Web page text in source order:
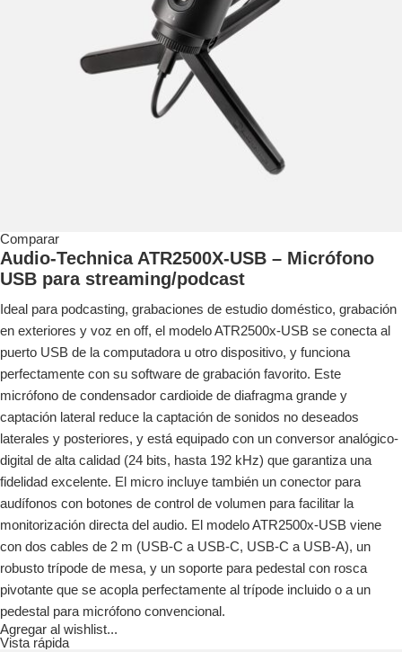
Comparar
Audio-Technica ATR2500X-USB – Micrófono
USB para streaming/podcast
Ideal para podcasting, grabaciones de estudio doméstico, grabación
en exteriores y voz en off, el modelo ATR2500x-USB se conecta al
puerto USB de la computadora u otro dispositivo, y funciona
perfectamente con su software de grabación favorito. Este
micrófono de condensador cardioide de diafragma grande y
captación lateral reduce la captación de sonidos no deseados
laterales y posteriores, y está equipado con un conversor analógico-
digital de alta calidad (24 bits, hasta 192 kHz) que garantiza una
fidelidad excelente. El micro incluye también un conector para
audífonos con botones de control de volumen para facilitar la
monitorización directa del audio. El modelo ATR2500x-USB viene
con dos cables de 2 m (USB-C a USB-C, USB-C a USB-A), un
robusto trípode de mesa, y un soporte para pedestal con rosca
pivotante que se acopla perfectamente al trípode incluido o a un
pedestal para micrófono convencional.
Agregar al wishlist...
Vista rápida